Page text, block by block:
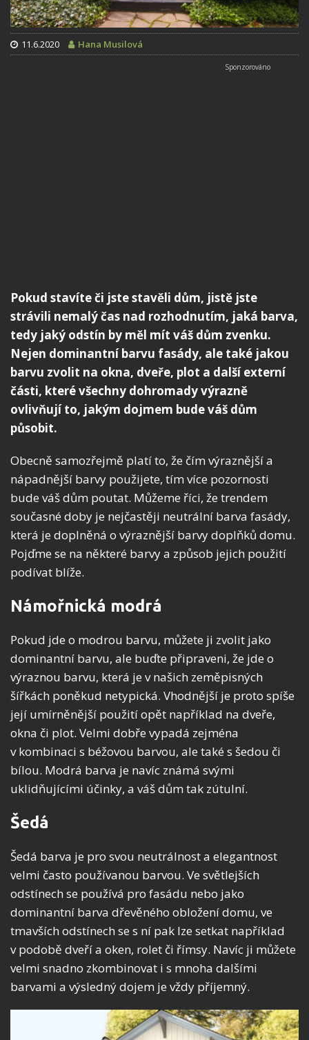
11.6.2020 Hana Musilová
Pokud stavíte či jste stavěli dům, jistě jste
strávili nemalý čas nad rozhodnutím, jaká barva,
tedy jaký odstín by měl mít váš dům zvenku.
Nejen dominantní barvu fasády, ale také jakou
barvu zvolit na okna, dveře, plot a další externí
části, které všechny dohromady výrazně
ovlivňují to, jakým dojmem bude váš dům
působit.
Obecně samozřejmě platí to, že čím výraznější a
nápadnější barvy použijete, tím více pozornosti
bude váš dům poutat. Můžeme říci, že trendem
současné doby je nejčastěji neutrální barva fasády,
která je doplněná o výraznější barvy doplňků domu.
Pojďme se na některé barvy a způsob jejich použití
podívat blíže.
Námořnická modrá
Pokud jde o modrou barvu, můžete ji zvolit jako
dominantní barvu, ale buďte připraveni, že jde o
výraznou barvu, která je v našich zeměpisných
šířkách poněkud netypická. Vhodnější je proto spíše
její umírněnější použití opět například na dveře,
okna či plot. Velmi dobře vypadá zejména
v kombinaci s béžovou barvou, ale také s šedou či
bílou. Modrá barva je navíc známá svými
uklidňujícími účinky, a váš dům tak zútulní.
Šedá
Šedá barva je pro svou neutrálnost a elegantnost
velmi často používanou barvou. Ve světlejších
odstínech se používá pro fasádu nebo jako
dominantní barva dřevěného obložení domu, ve
tmavších odstínech se s ní pak lze setkat například
v podobě dveří a oken, rolet či římsy. Navíc ji můžete
velmi snadno zkombinovat i s mnoha dalšími
barvami a výsledný dojem je vždy příjemný.